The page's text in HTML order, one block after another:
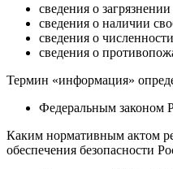
сведения о
сведения о наличии
сведения о
сведения о
Термин «информация»
Федеральным законом
Каким нормативным актом
обеспечения безопасности